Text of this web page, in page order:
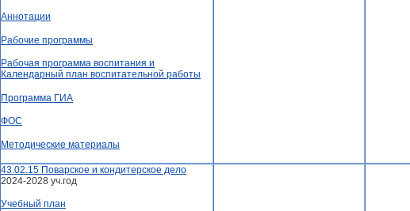
Аннотации
Рабочие программы
Рабочая программа воспитания и
Календарный план воспитательной работы
Программа ГИА
ФОС
Методические материалы
43.02.15 Поварское и кондитерское дело
2024-2028 уч.год
Учебный план